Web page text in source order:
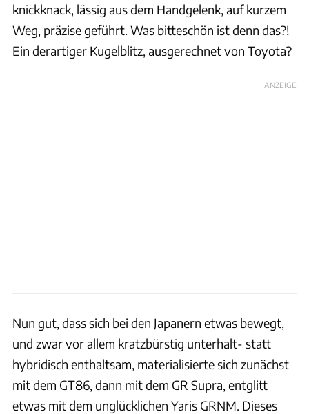
knickknack, lässig aus dem Handgelenk, auf kurzem
Weg, präzise geführt. Was bitteschön ist denn das?!
Ein derartiger Kugelblitz, ausgerechnet von Toyota?
ANZEIGE
Nun gut, dass sich bei den Japanern etwas bewegt,
und zwar vor allem kratzbürstig unterhalt- statt
hybridisch enthaltsam, materialisierte sich zunächst
mit dem GT86, dann mit dem GR Supra, entglitt
etwas mit dem unglücklichen Yaris GRNM. Dieses